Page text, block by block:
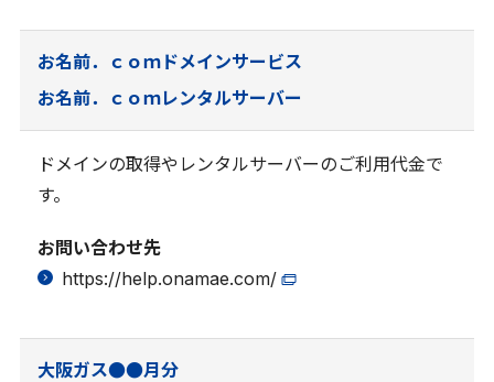
お名前．ｃｏｍドメインサービス
お名前．ｃｏｍレンタルサーバー
ドメインの取得やレンタルサーバーのご利用代金で
す。
お問い合わせ先
https://help.onamae.com/
大阪ガス●●月分